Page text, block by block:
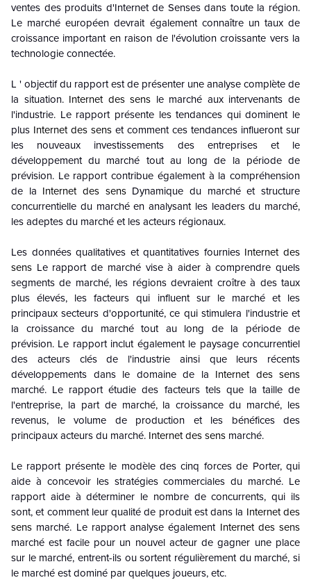
ventes des produits d'Internet de Senses dans toute la région.
Le marché européen devrait également connaître un taux de
croissance important en raison de l'évolution croissante vers la
technologie connectée.
L ' objectif du rapport est de présenter une analyse complète de
la situation. Internet des sens le marché aux intervenants de
l'industrie. Le rapport présente les tendances qui dominent le
plus Internet des sens et comment ces tendances influeront sur
les nouveaux investissements des entreprises et le
développement du marché tout au long de la période de
prévision. Le rapport contribue également à la compréhension
de la Internet des sens Dynamique du marché et structure
concurrentielle du marché en analysant les leaders du marché,
les adeptes du marché et les acteurs régionaux.
Les données qualitatives et quantitatives fournies Internet des
sens Le rapport de marché vise à aider à comprendre quels
segments de marché, les régions devraient croître à des taux
plus élevés, les facteurs qui influent sur le marché et les
principaux secteurs d'opportunité, ce qui stimulera l'industrie et
la croissance du marché tout au long de la période de
prévision. Le rapport inclut également le paysage concurrentiel
des acteurs clés de l'industrie ainsi que leurs récents
développements dans le domaine de la Internet des sens
marché. Le rapport étudie des facteurs tels que la taille de
l'entreprise, la part de marché, la croissance du marché, les
revenus, le volume de production et les bénéfices des
principaux acteurs du marché. Internet des sens marché.
Le rapport présente le modèle des cinq forces de Porter, qui
aide à concevoir les stratégies commerciales du marché. Le
rapport aide à déterminer le nombre de concurrents, qui ils
sont, et comment leur qualité de produit est dans la Internet des
sens marché. Le rapport analyse également Internet des sens
marché est facile pour un nouvel acteur de gagner une place
sur le marché, entrent-ils ou sortent régulièrement du marché, si
le marché est dominé par quelques joueurs, etc.